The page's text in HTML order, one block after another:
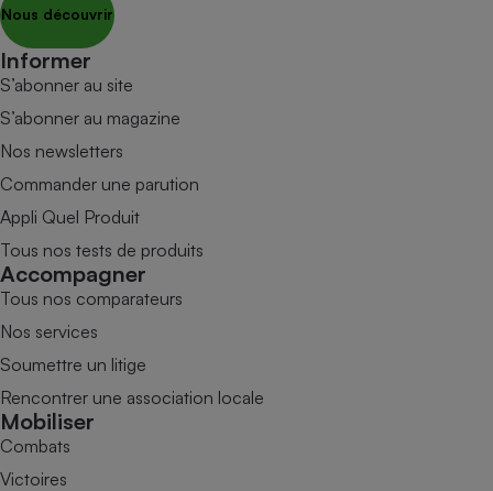
Nous découvrir
Informer
S’abonner au site
S’abonner au magazine
Nos newsletters
Commander une parution
Appli Quel Produit
Tous nos tests de produits
Accompagner
Tous nos comparateurs
Nos services
Soumettre un litige
Rencontrer une association locale
Mobiliser
Combats
Victoires